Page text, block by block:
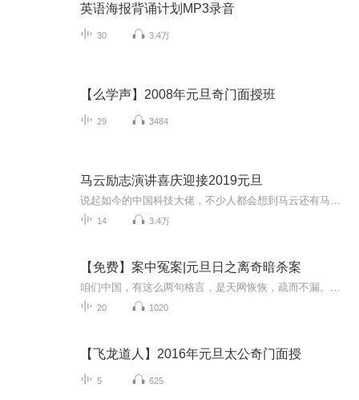
英语海报背诵计划MP3录音
30 3.4万
【么学声】2008年元旦奇门面授班
29 3484
马云励志演讲喜庆迎接2019元旦
14 3.4万
【免费】案中冤案|元旦日之离奇暗杀案
20 1020
【飞龙道人】2016年元旦太公奇门面授
5 625